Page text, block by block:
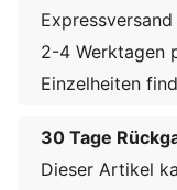
2-4 Werktagen
Einzelheiten
30 Tage
Dieser Artikel